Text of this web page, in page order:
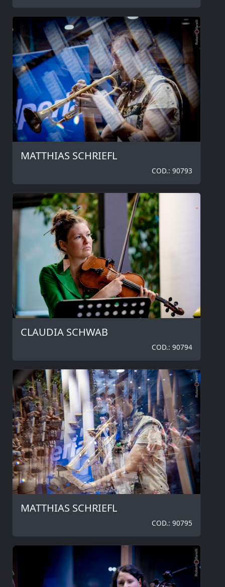
MATTHIAS SCHRIEFL
COD.: 90793
CLAUDIA SCHWAB
COD.: 90794
MATTHIAS SCHRIEFL
COD.: 90795